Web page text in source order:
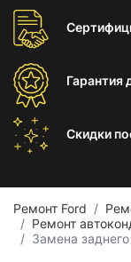
Гарантия
Скидки
Ремонт Ford
Ремонт
Замена